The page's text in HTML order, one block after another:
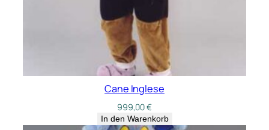
Cane Inglese
999,00€
In den Warenkorb